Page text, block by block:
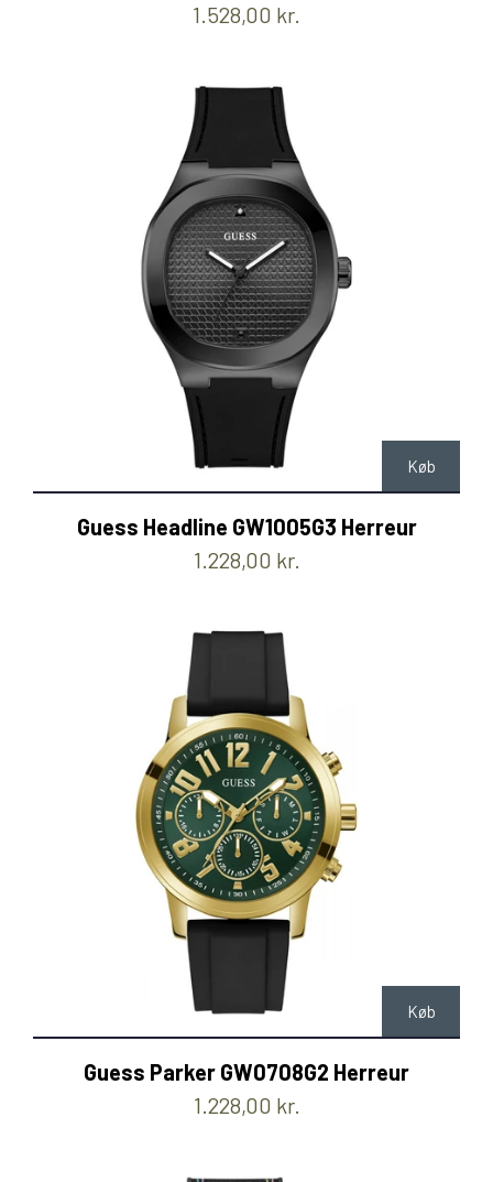
1.528,00 kr.
Køb
Guess Headline GW1005G3 Herreur
1.228,00 kr.
Køb
Guess Parker GW0708G2 Herreur
1.228,00 kr.